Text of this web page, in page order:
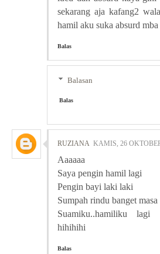
sekarang aja kafang2
hamil aku suka absurd
Balas
Balasan
Balas
RUZIANA KAMIS, 26
Aaaaaa
Saya pengin hamil lagi
Pengin bayi laki laki
Sumpah rindu banget masa
Suamiku..hamiliku
hihihihi
Balas